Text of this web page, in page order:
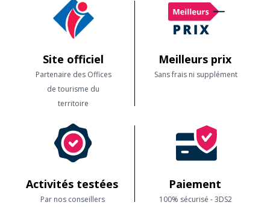
Site officiel
Partenaire des Offices
de tourisme du
territoire
Meilleurs prix
Sans frais ni supplément
Activités testées
Par nos conseillers
Paiement
100% sécurisé - 3DS2